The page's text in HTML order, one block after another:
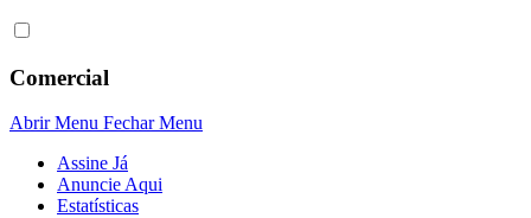
Comercial
Abrir Menu Fechar Menu
Assine Já
Anuncie Aqui
Estatísticas